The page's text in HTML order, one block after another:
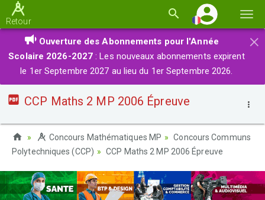
la
Retour
×
Ouverture des Abonnements pour l'Année
Scolaire 2026-2027 : Les nouveaux abonnements expirent
le 1er Septembre 2027 au lieu du 1er Septembre 2026.
CCP Maths 2 MP 2006 Épreuve
Concours Mathématiques MP
Concours Communs
Polytechniques (CCP)
CCP Maths 2 MP 2006 Épreuve